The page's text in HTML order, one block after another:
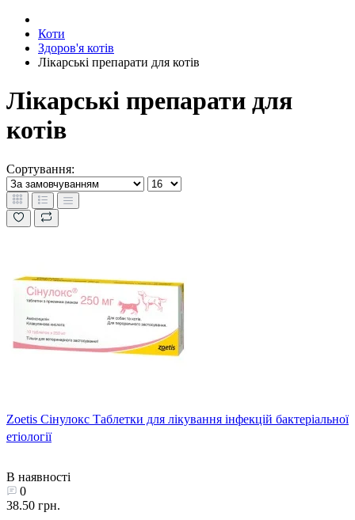
Коти
Здоров'я котів
Лікарські препарати для котів
Лікарські препарати для
котів
Сортування:
Zoetis Сінулокс Таблетки для лікування інфекцій бактеріальної
етіології
В наявності
0
38.50 грн.